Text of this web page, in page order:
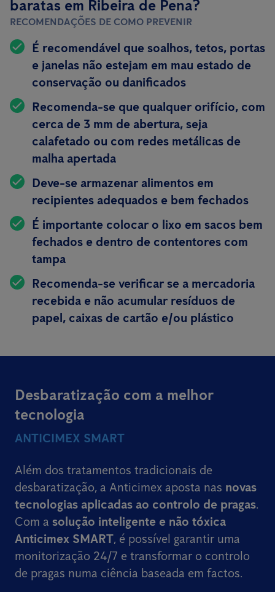
baratas em Ribeira de Pena?
RECOMENDAÇÕES DE COMO PREVENIR
É recomendável que soalhos, tetos, portas
e janelas não estejam em mau estado de
conservação ou danificados
Recomenda-se que qualquer orifício, com
cerca de 3 mm de abertura, seja
calafetado ou com redes metálicas de
malha apertada
Deve-se armazenar alimentos em
recipientes adequados e bem fechados
É importante colocar o lixo em sacos bem
fechados e dentro de contentores com
tampa
Recomenda-se verificar se a mercadoria
recebida e não acumular resíduos de
papel, caixas de cartão e/ou plástico
Desbaratização com a melhor
tecnologia
ANTICIMEX SMART
Além dos tratamentos tradicionais de
desbaratização, a Anticimex aposta nas novas
tecnologias aplicadas ao controlo de pragas.
Com a solução inteligente e não tóxica
Anticimex SMART, é possível garantir uma
monitorização 24/7 e transformar o controlo
de pragas numa ciência baseada em factos.